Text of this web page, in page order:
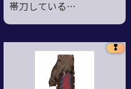
帯刀している…
❢